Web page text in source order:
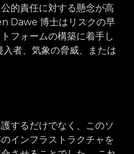
的責任に対する懸念が高
Dawe 博士はリスクの早
フォームの構築に着手し
入者、気象の脅威、または
するだけでなく、このソ
インフラストラクチャを